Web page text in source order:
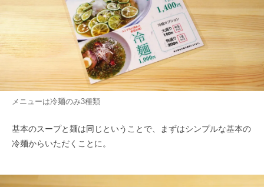
メニューは冷麺のみ3種類
基本のスープと麺は同じということで、まずはシンプルな基本の
冷麺からいただくことに。